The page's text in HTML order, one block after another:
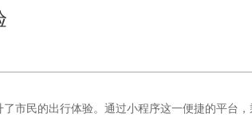
市民的出行体验。通过小程序这一便捷的平台